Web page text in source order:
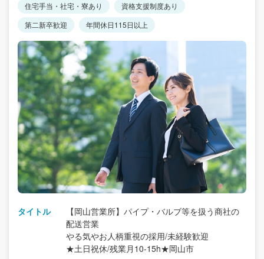
住宅手当・社宅・寮あり
資格支援制度あり
第二新卒歓迎
年間休日115日以上
タイトル
【岡山営業所】パイプ・バルブ等を扱う商社の
配送営業
やる気やお人柄重視の採用/未経験歓迎
★土日祝休/残業月10-15h★岡山市